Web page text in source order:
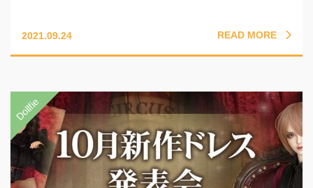
2021.09.24 READ MORE